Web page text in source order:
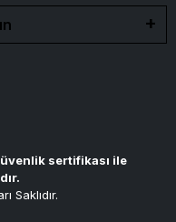
sertifikası ile
Saklıdır.